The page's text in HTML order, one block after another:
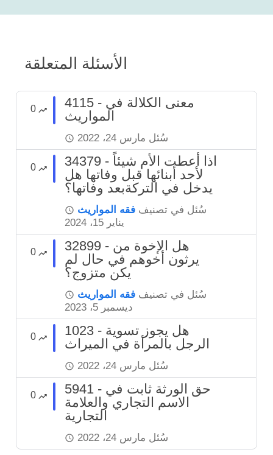
الأسئلة المتعلقة
0
4115 - معنى الكلالة في
المواريث
سُئل مارس 24، 2022
0
34379 - اذا أعطت الأم شيئاً
لأحد أبنائها قبل وفاتها هل
يدخل في التركةبعد وفاتها؟
سُئل في تصنيف فقه المواريث
يناير 15، 2024
0
32899 - هل الإخوة من
يرثون أخوهم في حال لم
يكن متزوج؟
سُئل في تصنيف فقه المواريث
ديسمبر 5، 2023
0
1023 - هل يجوز تسوية
الرجل بالمرأة في الميراث
سُئل مارس 24، 2022
0
5941 - حق الورثة ثابت في
الاسم التجاري والعلامة
التجارية
سُئل مارس 24، 2022